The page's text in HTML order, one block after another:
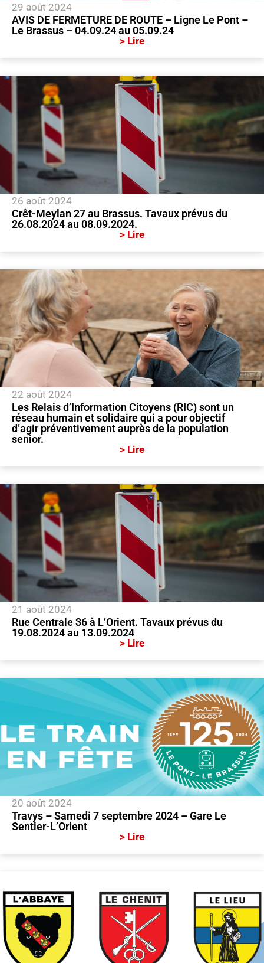
29 août 2024
AVIS DE FERMETURE DE ROUTE – Ligne Le Pont –
Le Brassus – 04.09.24 au 05.09.24
> Lire
26 août 2024
Crêt-Meylan 27 au Brassus. Tavaux prévus du
26.08.2024 au 08.09.2024.
> Lire
22 août 2024
Les Relais d’Information Citoyens (RIC) sont un
réseau humain et solidaire qui a pour objectif
d’agir préventivement auprès de la population
senior.
> Lire
21 août 2024
Rue Centrale 36 à L’Orient. Tavaux prévus du
19.08.2024 au 13.09.2024
> Lire
20 août 2024
Travys – Samedi 7 septembre 2024 – Gare Le
Sentier-L’Orient
> Lire